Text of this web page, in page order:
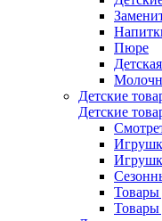
Пюре
Детские
Детские
Товары
Товары